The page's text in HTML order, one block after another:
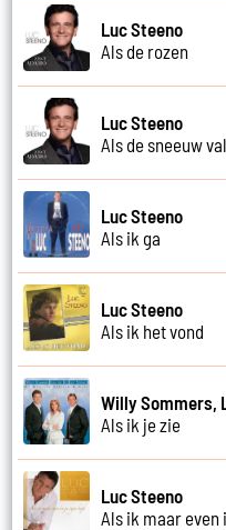
Luc Steeno
Als de rozen
Luc Steeno
Als de sneeuw
Luc Steeno
Als ik ga
Luc Steeno
Als ik het vond
Willy Sommers,
Als ik je zie
Luc Steeno
Als ik maar even